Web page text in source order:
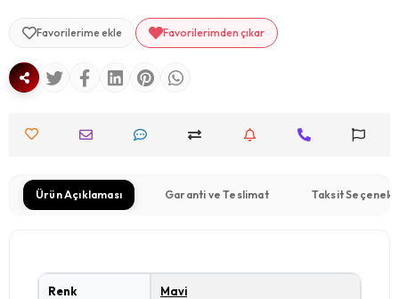
Favorilerime ekle Favorilerimden çıkar
Ürün Açıklaması Garanti ve Teslimat Taksit
Renk Mavi